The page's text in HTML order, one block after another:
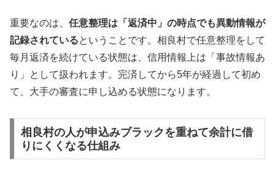
重要なのは、 任意整理は「返済中」の時点でも異動情報が
記録されているということです。相良村で任意整理をして
毎月返済を続けている状態は、信用情報上は「事故情報あ
り」として扱われます。完済してから5年が経過して初め
て、大手の審査に申し込める状態になります。
相良村の人が申込みブラックを重ねて余計に借
りにくくなる仕組み